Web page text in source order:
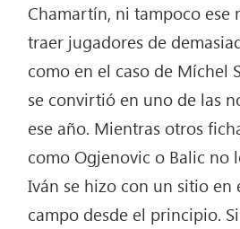
Chamartín, ni tampoco ese
traer jugadores de
como en el caso de Míchel
se convirtió en uno de las
ese año. Mientras otros
como Ogjenovic o Balic no
Iván se hizo con un sitio en
campo desde el principio.